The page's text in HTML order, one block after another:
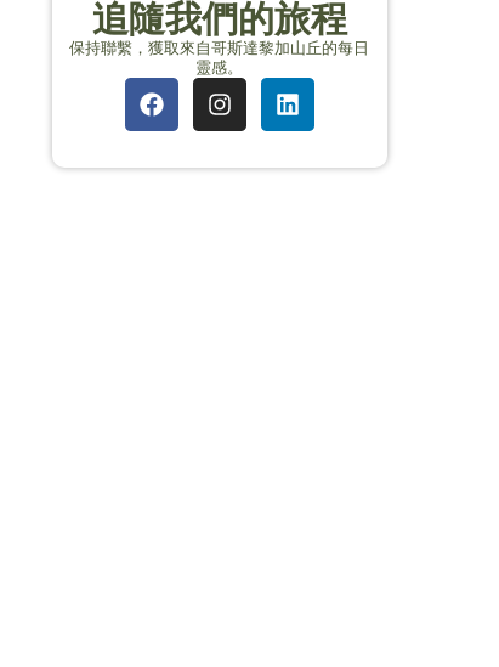
追隨我們的旅程
保持聯繫，獲取來自哥斯達黎加山丘的每日
靈感。